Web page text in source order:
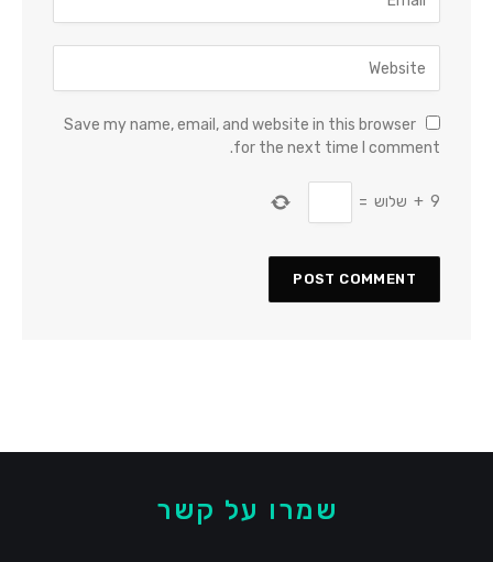
Save my name, email, and website in this browser
for the next time I comment.
9
+ שלוש =
שמרו על קשר